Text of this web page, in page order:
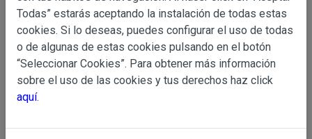
Información
Básica
sobre
de Datos
OBJETO
Las presentes Condiciones Generales regulan la
web www.perustocks.es, del que es titular ALBERT
YACARINE (en adelante, PERUSTOCKS).
La adquisición de cualesquiera de los productos
Todas” estarás aceptando la instalación de todas estas
cookies. Si lo deseas, puedes configurar el uso de todas
o de algunas de estas cookies pulsando en el botón
“Seleccionar Cookies”. Para obtener más información
sobre el uso de las cookies y tus derechos haz click
aquí.